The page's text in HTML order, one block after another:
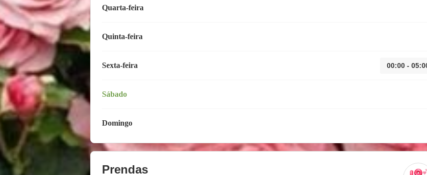
Quarta-feira
Quinta-feira
Sexta-feira 00:00 -
Sábado
Domingo
Prendas